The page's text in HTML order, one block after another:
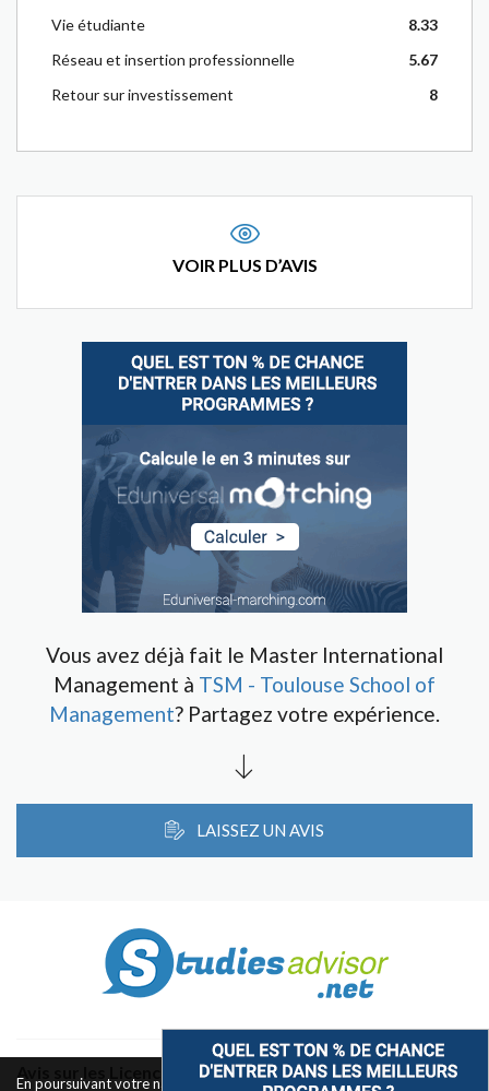
Vie étudiante
8.33
Réseau et insertion professionnelle
5.67
Retour sur investissement
8
VOIR PLUS D’AVIS
Vous avez déjà fait le Master International
Management à TSM - Toulouse School of
Management? Partagez votre expérience.
LAISSEZ UN AVIS
Avis sur les Licences & Bachelors
En poursuivant votre navigation sur ce site, vous acceptez